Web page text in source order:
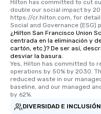
Hilton has committed to cut
double our social impact by
https://cr.hilton.com, for
Social and Governance (ESG)
¿Hilton San Francisco Union
centrada en la eliminación y
cartón, etc.)? De ser así,
desviar la basura.
Yes, Hilton has committed to
operations by 50% by 2030.
reduced waste in our
baseline, and our managed
by 62%.
DIVERSIDAD E INCLUSIÓN